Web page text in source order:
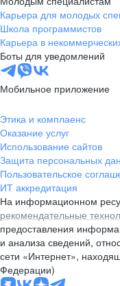
Карьера для молодых
Школа программистов
Карьера в
Боты для уведомлений
Мобильное приложение
Этика и комплаенс
Оказание услуг
Использование сайтов
Защита персональных
Пользовательское
ИТ аккредитация
На информационном
рекомендательные
предоставления
и анализа сведений,
сети «Интернет»,
Федерации)